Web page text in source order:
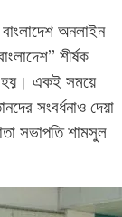
বাংলাদেশ অনলাইন
শীর্ষক
হয়। একই সময়ে
সংবর্ধনাও দেয়া
সভাপতি শামসুল